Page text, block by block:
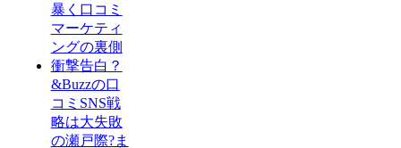
暴く口コミ
マーケティ
ングの裏側
衝撃告白？
&Buzzの口
コミSNS戦
略は大失敗
の瀬戸際?ま